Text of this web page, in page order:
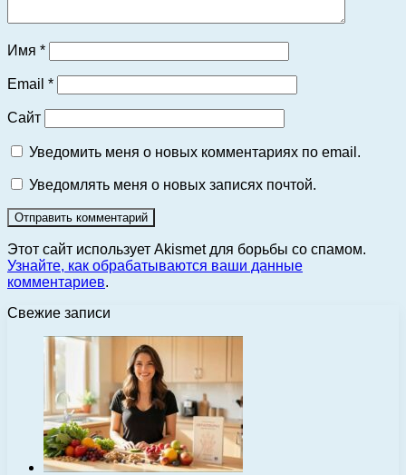
Имя *
Email *
Сайт
Уведомить меня о новых комментариях по email.
Уведомлять меня о новых записях почтой.
Этот сайт использует Akismet для борьбы со спамом.
Узнайте, как обрабатываются ваши данные
комментариев.
Свежие записи